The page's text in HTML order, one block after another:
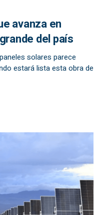
avanza en
del país
solares parece
estará lista esta obra de